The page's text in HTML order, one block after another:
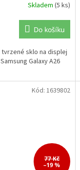
Skladem (5 ks)
Do košíku
sklo na displej
Galaxy A26
77 Kč
–19 %
Kód: 1639802